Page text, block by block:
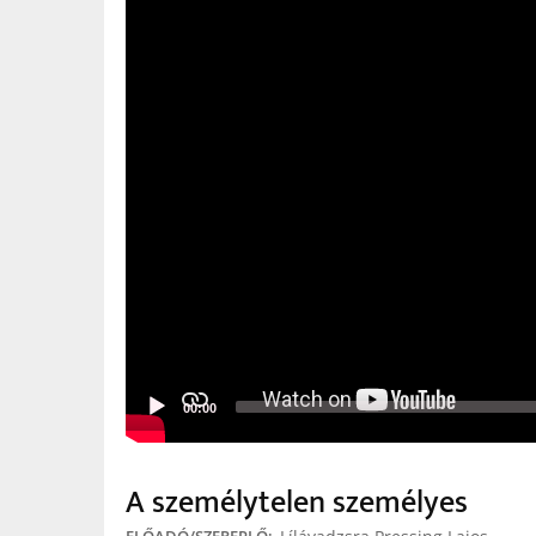
00:00
A személytelen személyes